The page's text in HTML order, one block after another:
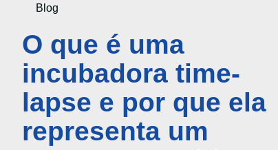
Blog
O que é uma
incubadora time-
lapse e por que ela
representa um